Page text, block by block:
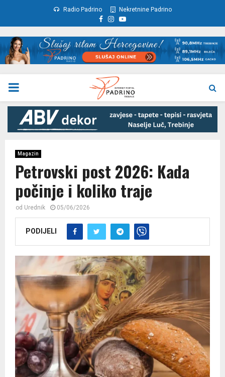
Radio Padrino Nekretnine Padrino
Facebook
Instagram
Youtube
PRIMARY
MENU
Magazin
Petrovski post 2026: Kada
počinje i koliko traje
od Urednik 05/06/2026
PODIJELI